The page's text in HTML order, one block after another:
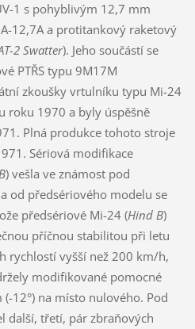
1 s pohyblivým 12,7 mm
12,7A a protitankový raketový
2Swatter). Jeho součástí se
PTŘS typu 9M17M
zkoušky vrtulníku typu Mi-24
roku 1970 a byly úspěšně
Plná produkce tohoto stroje
Sériová modifikace
) vešla ve známost pod
od předsériového modelu se
předsériové Mi-24 (Hind B)
příčnou stabilitou při letu
rychlostí vyšší než 200 km/h,
modifikované pomocné
12°) na místo nulového. Pod
další, třetí, pár zbraňových